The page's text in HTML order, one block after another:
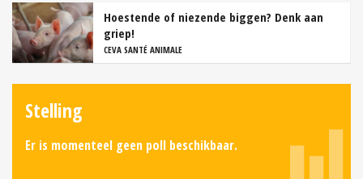
Hoestende of niezende biggen? Denk aan
griep!
CEVA SANTÉ ANIMALE
Stelling
Er is momenteel geen poll beschikbaar.